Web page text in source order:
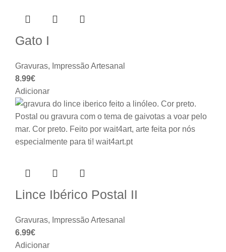
Gato I
Gravuras, Impressão Artesanal
8.99€
Adicionar
Lince Ibérico Postal II
Gravuras, Impressão Artesanal
6.99€
Adicionar